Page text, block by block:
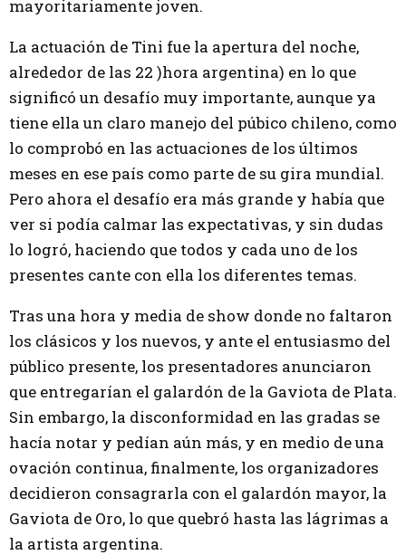
mayoritariamente joven.
La actuación de Tini fue la apertura del noche,
alrededor de las 22 )hora argentina) en lo que
significó un desafío muy importante, aunque ya
tiene ella un claro manejo del púbico chileno, como
lo comprobó en las actuaciones de los últimos
meses en ese país como parte de su gira mundial.
Pero ahora el desafío era más grande y había que
ver si podía calmar las expectativas, y sin dudas
lo logró, haciendo que todos y cada uno de los
presentes cante con ella los diferentes temas.
Tras una hora y media de show donde no faltaron
los clásicos y los nuevos, y ante el entusiasmo del
público presente, los presentadores anunciaron
que entregarían el galardón de la Gaviota de Plata.
Sin embargo, la disconformidad en las gradas se
hacía notar y pedían aún más, y en medio de una
ovación continua, finalmente, los organizadores
decidieron consagrarla con el galardón mayor, la
Gaviota de Oro, lo que quebró hasta las lágrimas a
la artista argentina.